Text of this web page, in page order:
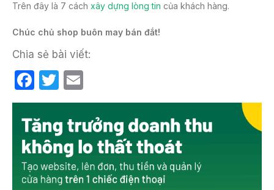
Trên đây là 7 cách xây dựng lòng tin của khách hàng.
Chúc chủ shop buôn may bán đắt!
Chia sẻ bài viết:
F
a
c
e
b
o
T
w
itt
er
m
ail